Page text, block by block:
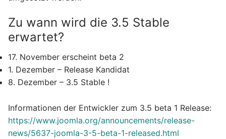
Zu wann wird die 3.5 Stable
erwartet?
17. November erscheint beta 2
1. Dezember – Release Kandidat
8. Dezember – 3.5 Stable !
Informationen der Entwickler zum 3.5 beta 1 Release:
https://www.joomla.org/announcements/release-
news/5637-joomla-3-5-beta-1-released.html